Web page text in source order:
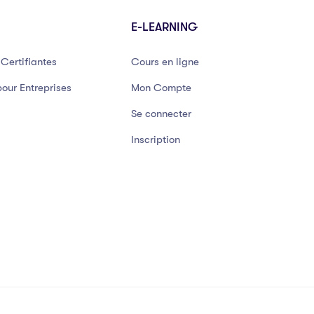
Entreprises
E-LEARNING
Cours en ligne
Mon Compte
Se connecter
Inscription